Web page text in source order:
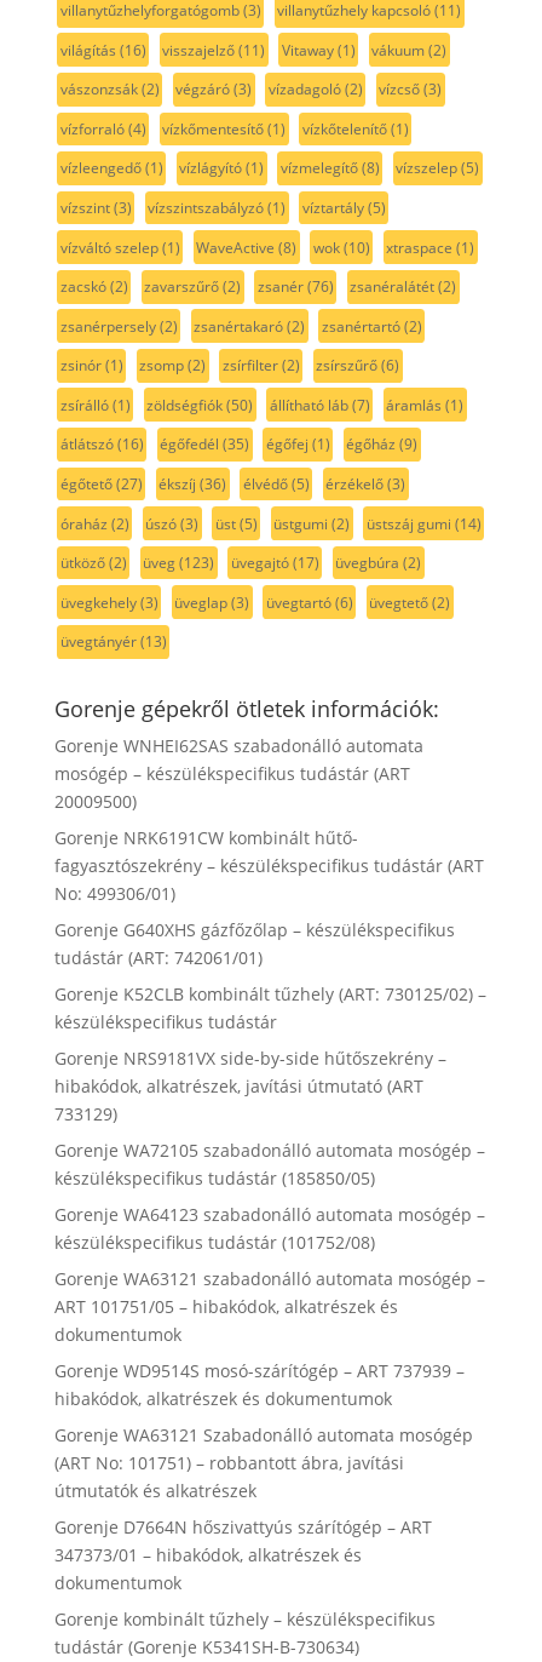
villanytűzhelyforgatógomb(3) villanytűzhely kapcsoló(11)
világítás (16) visszajelző(11) Vitaway(1) vákuum(2)
vászonzsák(2) végzáró(3) vízadagoló(2) vízcső(3)
vízforraló(4) vízkőmentesítő(1) vízkőtelenítő(1)
vízleengedő(1) vízlágyító(1) vízmelegítő(8) vízszelep(5)
vízszint(3) vízszintszabályzó(1) víztartály(5)
vízváltó szelep(1) WaveActive (8) wok(10) xtraspace (1)
zacskó(2) zavarszűrő(2) zsanér(76) zsanéralátét(2)
zsanérpersely(2) zsanértakaró(2) zsanértartó(2)
zsinór(1) zsomp(2) zsírfilter(2) zsírszűrő(6)
zsírálló(1) zöldségfiók(50) állítható láb(7) áramlás (1)
átlátszó(16) égőfedél (35) égőfej (1) égőház (9)
égőtető(27) ékszíj (36) élvédő(5) érzékelő(3)
óraház (2) úszó(3) üst(5) üstgumi (2) üstszáj gumi (14)
ütköző(2) üveg(123) üvegajtó(17) üvegbúra (2)
üvegkehely(3) üveglap(3) üvegtartó(6) üvegtető(2)
üvegtányér(13)
Gorenje gépekről ötletek információk:
Gorenje WNHEI62SAS szabadonálló automata
mosógép – készülékspecifikus tudástár (ART
20009500)
Gorenje NRK6191CW kombinált hűtő-
fagyasztószekrény – készülékspecifikus tudástár (ART
No: 499306/01)
Gorenje G640XHS gázfőzőlap – készülékspecifikus
tudástár (ART: 742061/01)
Gorenje K52CLB kombinált tűzhely (ART: 730125/02) –
készülékspecifikus tudástár
Gorenje NRS9181VX side-by-side hűtőszekrény –
hibakódok, alkatrészek, javítási útmutató (ART
733129)
Gorenje WA72105 szabadonálló automata mosógép –
készülékspecifikus tudástár (185850/05)
Gorenje WA64123 szabadonálló automata mosógép –
készülékspecifikus tudástár (101752/08)
Gorenje WA63121 szabadonálló automata mosógép –
ART 101751/05 – hibakódok, alkatrészek és
dokumentumok
Gorenje WD9514S mosó-szárítógép – ART 737939 –
hibakódok, alkatrészek és dokumentumok
Gorenje WA63121 Szabadonálló automata mosógép
(ART No: 101751) – robbantott ábra, javítási
útmutatók és alkatrészek
Gorenje D7664N hőszivattyús szárítógép – ART
347373/01 – hibakódok, alkatrészek és
dokumentumok
Gorenje kombinált tűzhely – készülékspecifikus
tudástár (Gorenje K5341SH-B-730634)